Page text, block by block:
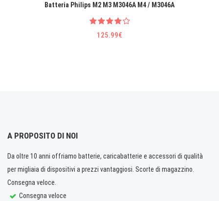
Batteria Philips M2 M3 M3046A M4 / M3046A
125.99€
A PROPOSITO DI NOI
Da oltre 10 anni offriamo batterie, caricabatterie e accessori di qualità
per migliaia di dispositivi a prezzi vantaggiosi. Scorte di magazzino.
Consegna veloce.
Consegna veloce